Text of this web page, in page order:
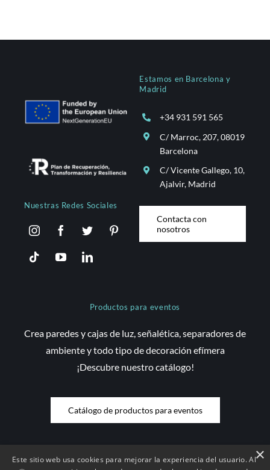
Nuestras Redes Sociales
Estamos en Barcelona y
Madrid
+34 931 591 565
C/ Marroc, 207, 08019
Barcelona
C/ Vicente Gallego, 10,
Ajalvir, Madrid
Contacta con
nosotros
Productos para eventos
Crea paredes y cajas de luz, señalética, separadores de
ambiente y todo tipo de decoración efímera
¡Descubre nuestro catálogo!
Catálogo de productos para eventos
×
Este sitio web usa cookies para mejorar la experiencia del usuario. Al